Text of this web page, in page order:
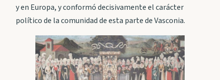
y en Europa, y conformó decisivamente el carácter
político de la comunidad de esta parte de Vasconia.